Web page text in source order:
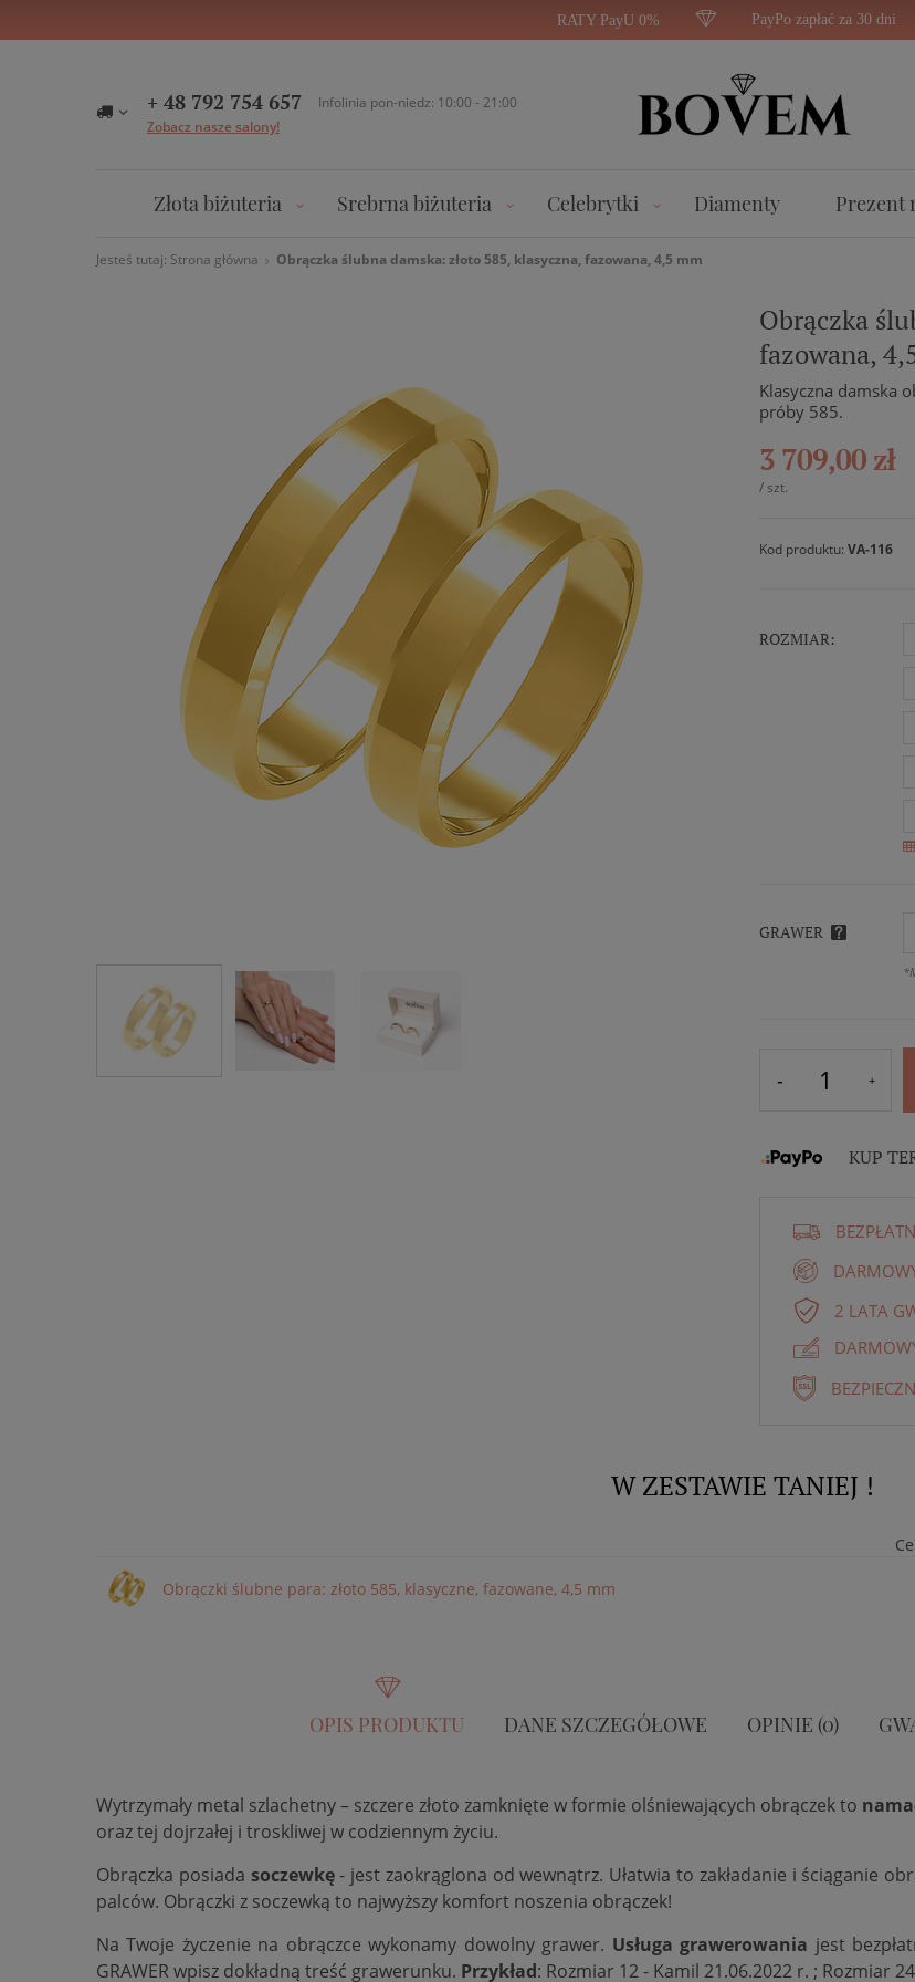
RATY PayU 0% PayPo zapłać za 30 dni
+ 48 792 754 657
Infolinia pon-niedz: 10:00 - 21:00
Zobacz nasze salony!
Złota biżuteria Srebrna biżuteria Celebrytki Diamenty Prezent
Jesteś tutaj: Strona główna Obrączka ślubna damska: złoto 585, klasyczna, fazowana, 4,5 mm
Obrączka
fazowana,
Klasyczna damska
próby 585.
3 709,00 zł
/ szt.
Kod produktu: VA-116
ROZMIAR:
GRAWER
KUP
2 LATA
W ZESTAWIE TANIEJ !
Obrączki ślubne para: złoto 585, klasyczne, fazowane, 4,5 mm
OPIS PRODUKTU DANE SZCZEGÓŁOWE OPINIE (0)
Wytrzymały metal szlachetny – szczere złoto zamknięte w formie olśniewających obrączek to
oraz tej dojrzałej i troskliwej w codziennym życiu.
Obrączka posiada soczewkę- jest zaokrąglona od wewnątrz. Ułatwia to zakładanie i ściąganie
palców. Obrączki z soczewką to najwyższy komfort noszenia obrączek!
Na Twoje życzenie na obrączce wykonamy dowolny grawer. Usługa grawerowania jest
GRAWER wpisz dokładną treść grawerunku. Przykład: Rozmiar 12 - Kamil 21.06.2022 r. ; Rozmiar